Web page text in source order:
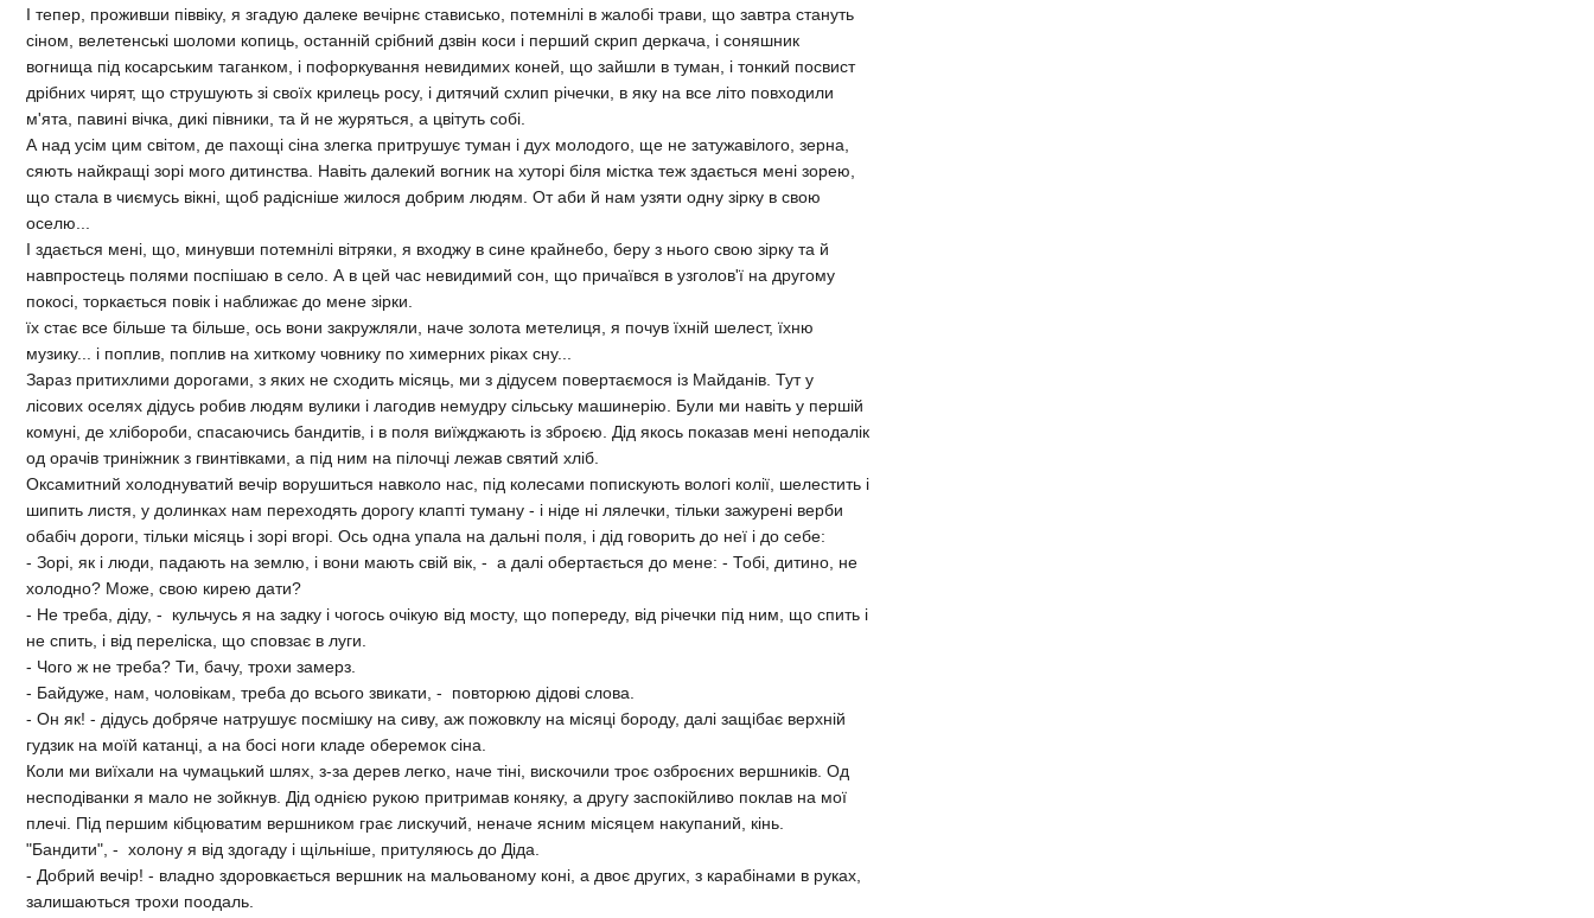
I тепер, проживши пiввiку, я згадую далеке вечiрнє стависько, потемнiлi в жалобi трави, що завтра стануть
сiном, велетенськi шоломи копиць, останнiй срiбний дзвiн коси i перший скрип деркача, i соняшник
вогнища пiд косарським таганком, i пофоркування невидимих коней, що зайшли в туман, i тонкий посвист
дрiбних чирят, що струшують зi своїх крилець росу, i дитячий схлип рiчечки, в яку на все лiто повходили
м'ята, павинi вiчка, дикi пiвники, та й не журяться, а цвiтуть собi.
А над усiм цим свiтом, де пахощi сiна злегка притрушує туман i дух молодого, ще не затужавiлого, зерна,
сяють найкращi зорi мого дитинства. Навiть далекий вогник на хуторi бiля мiстка теж здається менi зорею,
що стала в чиємусь вiкнi, щоб радiснiше жилося добрим людям. От аби й нам узяти одну зiрку в свою
оселю...
I здається менi, що, минувши потемнiлi вiтряки, я входжу в сине крайнебо, беру з нього свою зiрку та й
навпростець полями поспiшаю в село. А в цей час невидимий сон, що причаївся в узголов'ї на другому
покосi, торкається повiк i наближає до мене зiрки.
їх стає все бiльше та бiльше, ось вони закружляли, наче золота метелиця, я почув їхнiй шелест, їхню
музику... i поплив, поплив на хиткому човнику по химерних рiках сну...
Зараз притихлими дорогами, з яких не сходить мiсяць, ми з дiдусем повертаємося iз Майданiв. Тут у
лiсових оселях дiдусь робив людям вулики i лагодив немудру сiльську машинерiю. Були ми навiть у першiй
комунi, де хлiбороби, спасаючись бандитiв, i в поля виїжджають iз зброєю. Дiд якось показав менi неподалiк
од орачiв тринiжник з гвинтiвками, а пiд ним на пiлочцi лежав святий хлiб.
Оксамитний холоднуватий вечiр ворушиться навколо нас, пiд колесами попискують вологi колiї, шелестить i
шипить листя, у долинках нам переходять дорогу клаптi туману - i нiде нi лялечки, тiльки зажуренi верби
обабiч дороги, тiльки мiсяць i зорi вгорi. Ось одна упала на дальнi поля, i дiд говорить до неї i до себе:
- Зорi, як i люди, падають на землю, i вони мають свiй вiк, - а далi обертається до мене: - Тобi, дитино, не
холодно? Може, свою кирею дати?
- Не треба, дiду, - кульчусь я на задку i чогось очiкую вiд мосту, що попереду, вiд рiчечки пiд ним, що спить i
не спить, i вiд перелiска, що сповзає в луги.
- Чого ж не треба? Ти, бачу, трохи замерз.
- Байдуже, нам, чоловiкам, треба до всього звикати, - повторюю дiдовi слова.
- Он як! - дiдусь добряче натрушує посмiшку на сиву, аж пожовклу на мiсяцi бороду, далi защiбає верхнiй
гудзик на моїй катанцi, а на босi ноги кладе оберемок сiна.
Коли ми виїхали на чумацький шлях, з-за дерев легко, наче тiнi, вискочили троє озброєних вершникiв. Од
несподiванки я мало не зойкнув. Дiд однiєю рукою притримав коняку, а другу заспокiйливо поклав на мої
плечi. Пiд першим кiбцюватим вершником грає лискучий, неначе ясним мiсяцем накупаний, кiнь.
"Бандити", - холону я вiд здогаду i щiльнiше, притуляюсь до Дiда.
- Добрий вечiр! - владно здоровкається вершник на мальованому конi, а двоє других, з карабiнами в руках,
залишаються трохи поодаль.